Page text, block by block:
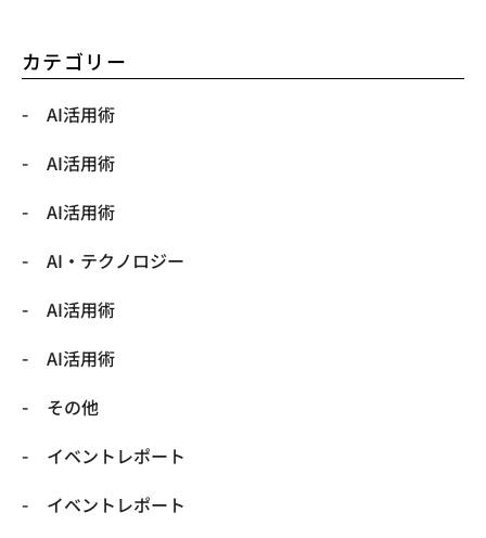
カテゴリー
AI活用術
AI活用術
AI活用術
​AI・テクノロジー
​AI活用術
​AI活用術
​その他
​イベントレポート
​イベントレポート